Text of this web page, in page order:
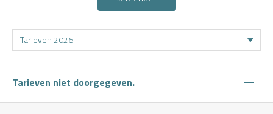
Tarieven niet doorgegeven. —